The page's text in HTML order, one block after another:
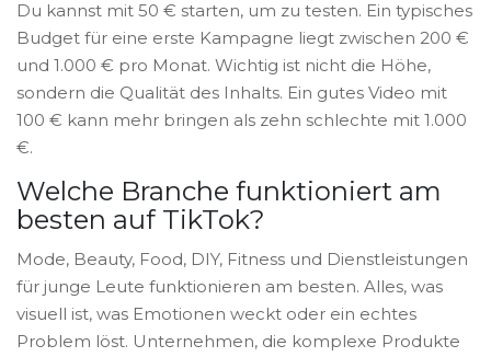
Du kannst mit 50 € starten, um zu testen. Ein typisches
Budget für eine erste Kampagne liegt zwischen 200 €
und 1.000 € pro Monat. Wichtig ist nicht die Höhe,
sondern die Qualität des Inhalts. Ein gutes Video mit
100 € kann mehr bringen als zehn schlechte mit 1.000
€.
Welche Branche funktioniert am
besten auf TikTok?
Mode, Beauty, Food, DIY, Fitness und Dienstleistungen
für junge Leute funktionieren am besten. Alles, was
visuell ist, was Emotionen weckt oder ein echtes
Problem löst. Unternehmen, die komplexe Produkte